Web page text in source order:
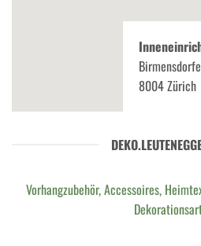
8004 Zürich
Vorhangzubehör, Accessoires,